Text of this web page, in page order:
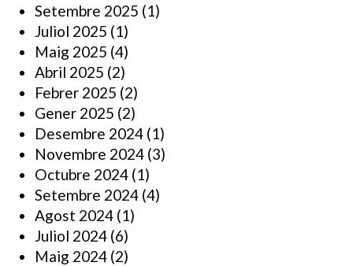
Setembre 2025 (1)
Juliol 2025 (1)
Maig 2025 (4)
Abril 2025 (2)
Febrer 2025 (2)
Gener 2025 (2)
Desembre 2024 (1)
Novembre 2024 (3)
Octubre 2024 (1)
Setembre 2024 (4)
Agost 2024 (1)
Juliol 2024 (6)
Maig 2024 (2)